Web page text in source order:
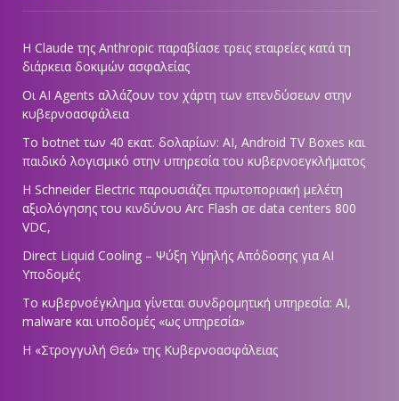
Η Claude της Anthropic παραβίασε τρεις εταιρείες κατά τη
διάρκεια δοκιμών ασφαλείας
Οι AI Agents αλλάζουν τον χάρτη των επενδύσεων στην
κυβερνοασφάλεια
Το botnet των 40 εκατ. δολαρίων: AI, Android TV Boxes και
παιδικό λογισμικό στην υπηρεσία του κυβερνοεγκλήματος
Η Schneider Electric παρουσιάζει πρωτοποριακή μελέτη
αξιολόγησης του κινδύνου Arc Flash σε data centers 800
VDC,
Direct Liquid Cooling – Ψύξη Υψηλής Απόδοσης για AI
Υποδομές
Το κυβερνοέγκλημα γίνεται συνδρομητική υπηρεσία: AI,
malware και υποδομές «ως υπηρεσία»
Η «Στρογγυλή Θεά» της Κυβερνοασφάλειας